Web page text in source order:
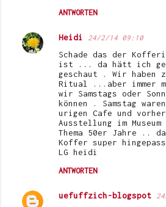
ANTWORTEN
Heidi 24/2/14 09:10
Schade das der
ist ... da hätt ich
geschaut . Wir haben
Ritual ...aber immer
wir Samstags oder
können . Samstag
urigen Cafe und
Ausstellung im
Thema 50er Jahre ..
Koffer super
LG heidi
ANTWORTEN
uefuffzich-blogspot